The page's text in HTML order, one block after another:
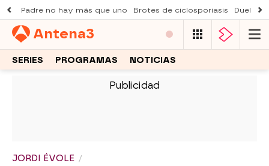
Padre no hay más que uno Brotes de ciclosporiasis Duelo
Antena3
SERIES PROGRAMAS NOTICIAS
JORDI ÉVOLE